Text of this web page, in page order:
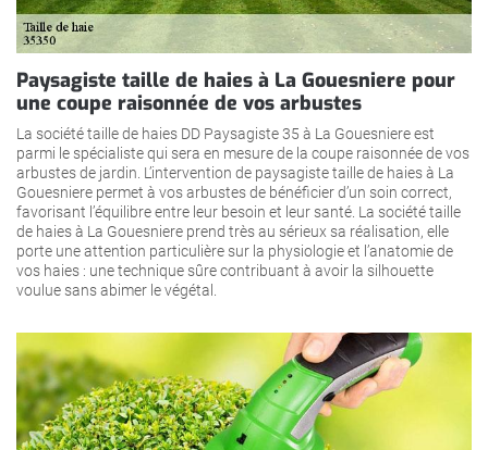
Paysagiste taille de haies à La Gouesniere pour
une coupe raisonnée de vos arbustes
La société taille de haies DD Paysagiste 35 à La Gouesniere est
parmi le spécialiste qui sera en mesure de la coupe raisonnée de vos
arbustes de jardin. L’intervention de paysagiste taille de haies à La
Gouesniere permet à vos arbustes de bénéficier d’un soin correct,
favorisant l’équilibre entre leur besoin et leur santé. La société taille
de haies à La Gouesniere prend très au sérieux sa réalisation, elle
porte une attention particulière sur la physiologie et l’anatomie de
vos haies : une technique sûre contribuant à avoir la silhouette
voulue sans abimer le végétal.